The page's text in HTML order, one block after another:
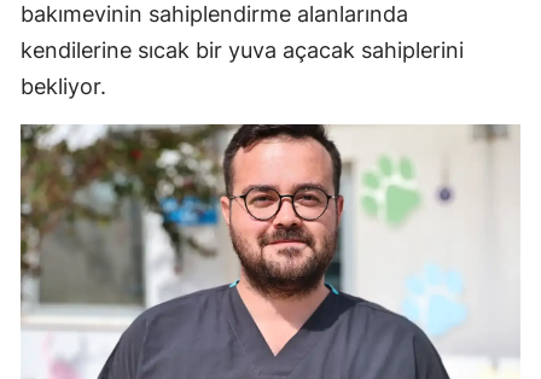
bakımevinin sahiplendirme alanlarında
kendilerine sıcak bir yuva açacak sahiplerini
bekliyor.